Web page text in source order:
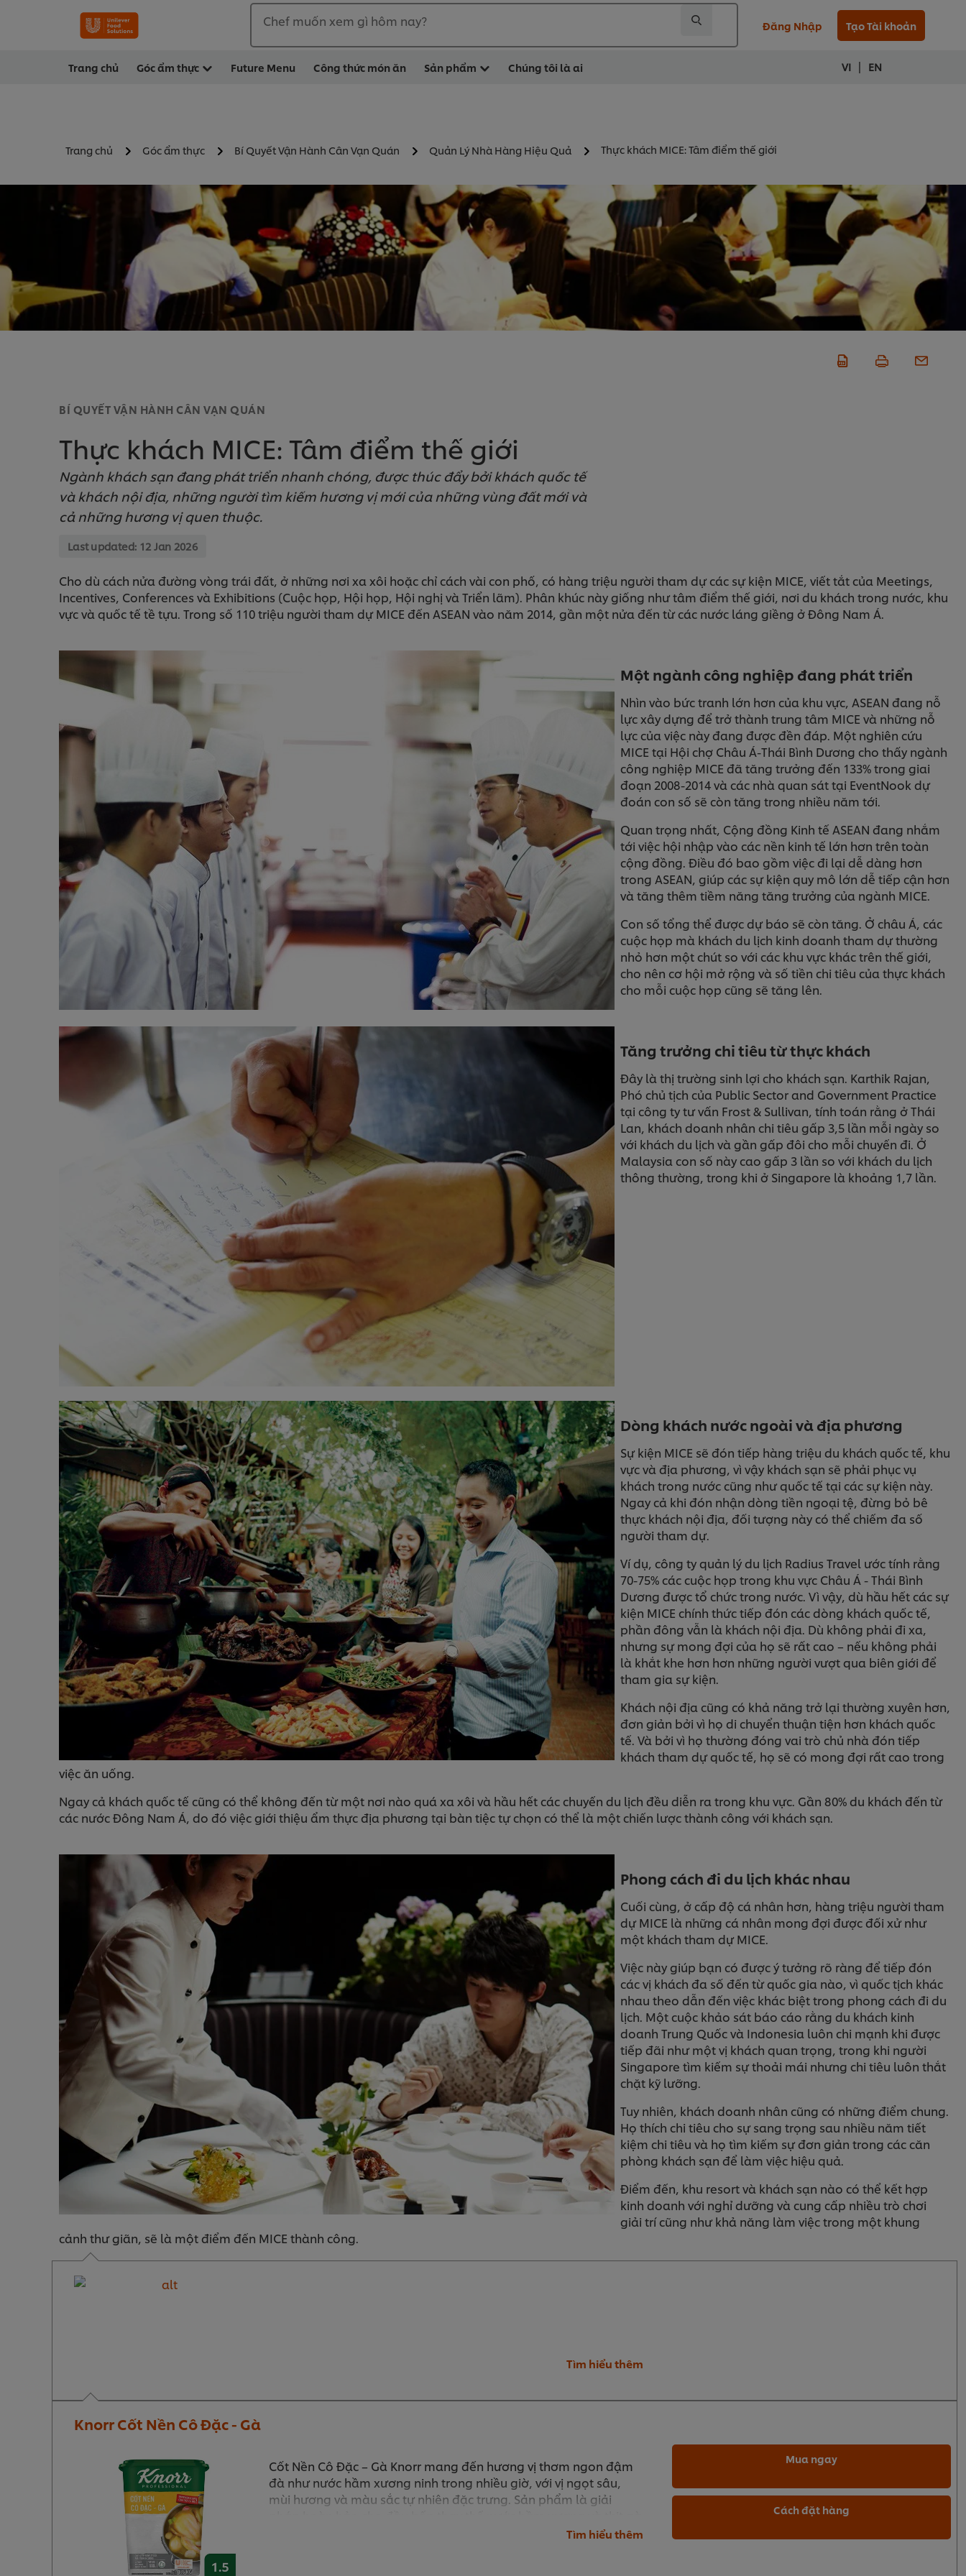
Chef muốn xem gì hôm nay? Đăng Nhập Tạo Tài khoản
Trang chủ Góc ẩm thực Future Menu Công thức món ăn Sản phẩm Chúng tôi là ai VI | EN
Trang chủ Góc ẩm thực Bí Quyết Vận Hành Cân Vạn Quán Quản Lý Nhà Hàng Hiệu Quả Thực khách MICE: Tâm điểm thế giới
BÍ QUYẾT VẬN HÀNH CÂN VẠN QUÁN
Thực khách MICE: Tâm điểm thế giới
Ngành khách sạn đang phát triển nhanh chóng, được thúc đẩy bởi khách quốc tế
và khách nội địa, những người tìm kiếm hương vị mới của những vùng đất mới và
cả những hương vị quen thuộc.
Last updated: 12 Jan 2026
Cho dù cách nửa đường vòng trái đất, ở những nơi xa xôi hoặc chỉ cách vài con phố, có hàng triệu người tham dự các sự kiện MICE, viết tắt của Meetings,
Incentives, Conferences và Exhibitions (Cuộc họp, Hội họp, Hội nghị và Triển lãm). Phân khúc này giống như tâm điểm thế giới, nơi du khách trong nước, khu
vực và quốc tế tề tựu. Trong số 110 triệu người tham dự MICE đến ASEAN vào năm 2014, gần một nửa đến từ các nước láng giềng ở Đông Nam Á.
Một ngành công nghiệp đang phát triển
Nhìn vào bức tranh lớn hơn của khu vực, ASEAN đang nỗ
lực xây dựng để trở thành trung tâm MICE và những nỗ
lực của việc này đang được đền đáp. Một nghiên cứu
MICE tại Hội chợ Châu Á-Thái Bình Dương cho thấy ngành
công nghiệp MICE đã tăng trưởng đến 133% trong giai
đoạn 2008-2014 và các nhà quan sát tại EventNook dự
đoán con số sẽ còn tăng trong nhiều năm tới.
Quan trọng nhất, Cộng đồng Kinh tế ASEAN đang nhắm
tới việc hội nhập vào các nền kinh tế lớn hơn trên toàn
cộng đồng. Điều đó bao gồm việc đi lại dễ dàng hơn
trong ASEAN, giúp các sự kiện quy mô lớn dễ tiếp cận hơn
và tăng thêm tiềm năng tăng trưởng của ngành MICE.
Con số tổng thể được dự báo sẽ còn tăng. Ở châu Á, các
cuộc họp mà khách du lịch kinh doanh tham dự thường
nhỏ hơn một chút so với các khu vực khác trên thế giới,
cho nên cơ hội mở rộng và số tiền chi tiêu của thực khách
cho mỗi cuộc họp cũng sẽ tăng lên.
Tăng trưởng chi tiêu từ thực khách
Đây là thị trường sinh lợi cho khách sạn. Karthik Rajan,
Phó chủ tịch của Public Sector and Government Practice
tại công ty tư vấn Frost & Sullivan, tính toán rằng ở Thái
Lan, khách doanh nhân chi tiêu gấp 3,5 lần mỗi ngày so
với khách du lịch và gần gấp đôi cho mỗi chuyến đi. Ở
Malaysia con số này cao gấp 3 lần so với khách du lịch
thông thường, trong khi ở Singapore là khoảng 1,7 lần.
Dòng khách nước ngoài và địa phương
Sự kiện MICE sẽ đón tiếp hàng triệu du khách quốc tế, khu
vực và địa phương, vì vậy khách sạn sẽ phải phục vụ
khách trong nước cũng như quốc tế tại các sự kiện này.
Ngay cả khi đón nhận dòng tiền ngoại tệ, đừng bỏ bê
thực khách nội địa, đối tượng này có thể chiếm đa số
người tham dự.
Ví dụ, công ty quản lý du lịch Radius Travel ước tính rằng
70-75% các cuộc họp trong khu vực Châu Á - Thái Bình
Dương được tổ chức trong nước. Vì vậy, dù hầu hết các sự
kiện MICE chính thức tiếp đón các dòng khách quốc tế,
phần đông vẫn là khách nội địa. Dù không phải đi xa,
nhưng sự mong đợi của họ sẽ rất cao – nếu không phải
là khắt khe hơn hơn những người vượt qua biên giới để
tham gia sự kiện.
Khách nội địa cũng có khả năng trở lại thường xuyên hơn,
đơn giản bởi vì họ di chuyển thuận tiện hơn khách quốc
tế. Và bởi vì họ thường đóng vai trò chủ nhà đón tiếp
khách tham dự quốc tế, họ sẽ có mong đợi rất cao trong
việc ăn uống.
Ngay cả khách quốc tế cũng có thể không đến từ một nơi nào quá xa xôi và hầu hết các chuyến du lịch đều diễn ra trong khu vực. Gần 80% du khách đến từ
các nước Đông Nam Á, do đó việc giới thiệu ẩm thực địa phương tại bàn tiệc tự chọn có thể là một chiến lược thành công với khách sạn.
Phong cách đi du lịch khác nhau
Cuối cùng, ở cấp độ cá nhân hơn, hàng triệu người tham
dự MICE là những cá nhân mong đợi được đối xử như
một khách tham dự MICE.
Việc này giúp bạn có được ý tưởng rõ ràng để tiếp đón
các vị khách đa số đến từ quốc gia nào, vì quốc tịch khác
nhau theo dẫn đến việc khác biệt trong phong cách đi du
lịch. Một cuộc khảo sát báo cáo rằng du khách kinh
doanh Trung Quốc và Indonesia luôn chi mạnh khi được
tiếp đãi như một vị khách quan trọng, trong khi người
Singapore tìm kiếm sự thoải mái nhưng chi tiêu luôn thắt
chặt kỹ lưỡng.
Tuy nhiên, khách doanh nhân cũng có những điểm chung.
Họ thích chi tiêu cho sự sang trọng sau nhiều năm tiết
kiệm chi tiêu và họ tìm kiếm sự đơn giản trong các căn
phòng khách sạn để làm việc hiệu quả.
Điểm đến, khu resort và khách sạn nào có thể kết hợp
kinh doanh với nghỉ dưỡng và cung cấp nhiều trò chơi
giải trí cũng như khả năng làm việc trong một khung
cảnh thư giãn, sẽ là một điểm đến MICE thành công.
Tìm hiểu thêm
Knorr Cốt Nền Cô Đặc - Gà
Cốt Nền Cô Đặc – Gà Knorr mang đến hương vị thơm ngon đậm
đà như nước hầm xương ninh trong nhiều giờ, với vị ngọt sâu,
mùi hương và màu sắc tự nhiên đặc trưng. Sản phẩm là giải
chỉ trong một bước cho tất cả các món ăn như lẩu gà, phở gà,
Tìm hiểu thêm
Mua ngay
Cách đặt hàng